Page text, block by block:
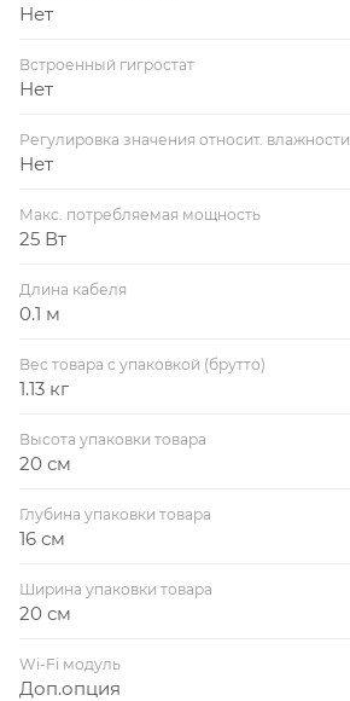
Нет
Встроенный гигростат
Нет
Регулировка значения относит. влажности
Нет
Макс. потребляемая мощность
25 Вт
Длина кабеля
0.1 м
Вес товара с упаковкой (брутто)
1.13 кг
Высота упаковки товара
20 см
Глубина упаковки товара
16 см
Ширина упаковки товара
20 см
Wi-Fi модуль
Доп.опция